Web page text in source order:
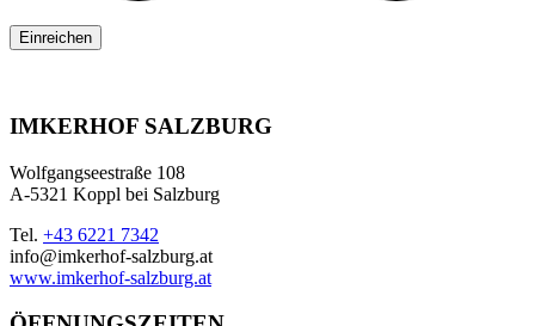
IMKERHOF SALZBURG
Wolfgangseestraße 108
A-5321 Koppl bei Salzburg
Tel. +43 6221 7342
info@imkerhof-salzburg.at
www.imkerhof-salzburg.at